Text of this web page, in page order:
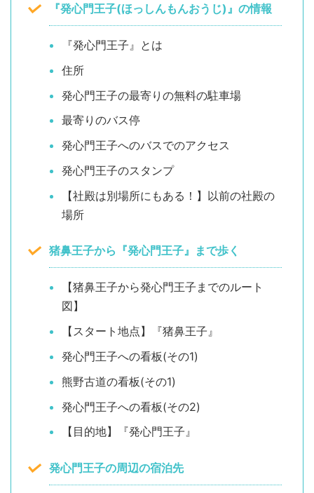
『発心門王子(ほっしんもんおうじ)』の情報
『発心門王子』とは
住所
発心門王子の最寄りの無料の駐車場
最寄りのバス停
発心門王子へのバスでのアクセス
発心門王子のスタンプ
【社殿は別場所にもある！】以前の社殿の
場所
猪鼻王子から『発心門王子』まで歩く
【猪鼻王子から発心門王子までのルート
図】
【スタート地点】『猪鼻王子』
発心門王子への看板(その1)
熊野古道の看板(その1)
発心門王子への看板(その2)
【目的地】『発心門王子』
発心門王子の周辺の宿泊先